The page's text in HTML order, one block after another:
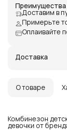
Преимущества
Доставим в
Примерьте
Оплаивайте
Доставка
О товаре
Комбинезон
девочки от